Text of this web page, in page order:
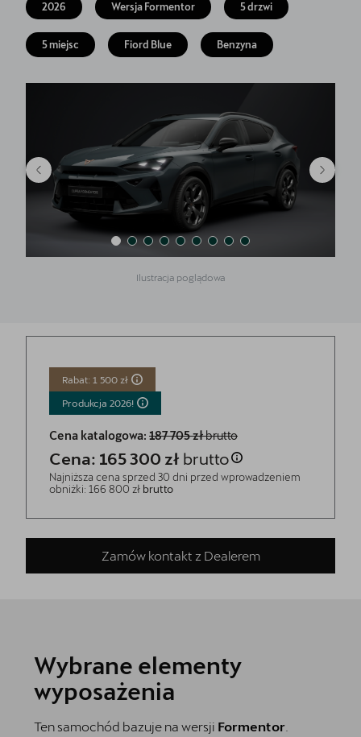
Finansowanie
5 lat gwarancji
Oryginalne części zamienne
Kontakt
2026 Wersja Formentor 5 drzwi
5 miejsc Fiord Blue Benzyna
Ilustracja poglądowa
Rabat: 1 500 zł
Produkcja 2026!
Cena katalogowa: 187 705 złbrutto
Cena: 165 300 zł brutto
Najniższa cena sprzed 30 dni przed wprowadzeniem
obniżki: 166 800 zł brutto
Zamów kontakt z Dealerem
Wybrane elementy
wyposażenia
Ten samochód bazuje na wersji Formentor